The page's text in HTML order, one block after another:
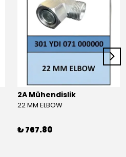
2A Mühendislik
22 MM ELBOW
₺ 767.80